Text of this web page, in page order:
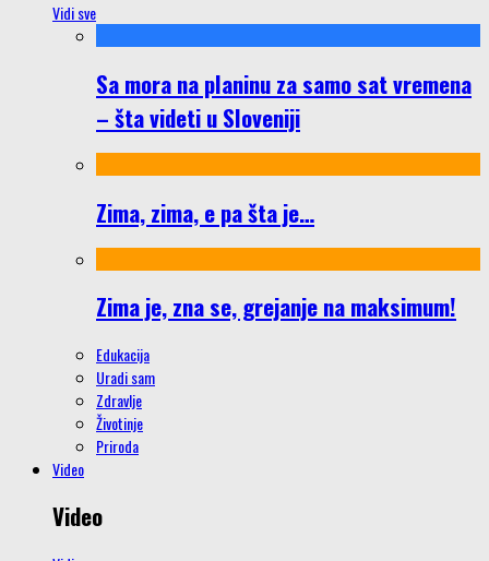
Vidi sve
Sa mora na planinu za samo sat vremena
– šta videti u Sloveniji
Zima, zima, e pa šta je…
Zima je, zna se, grejanje na maksimum!
Edukacija
Uradi sam
Zdravlje
Životinje
Priroda
Video
Video